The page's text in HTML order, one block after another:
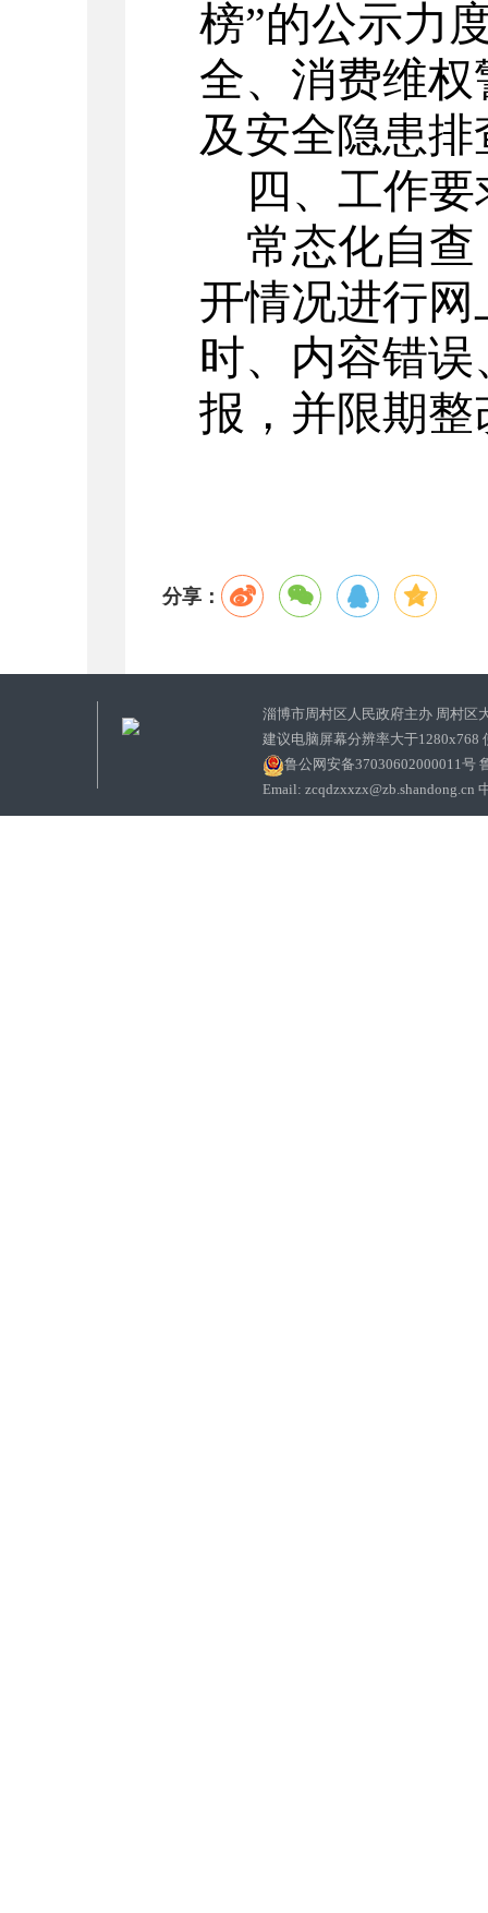
榜”的公示力
全、 消费维权
及安全隐患
四、 工作要
常态化自
开情况进行
时、内容错
报，并限期整
分享：
淄博市周村区人民政府主办 周村区
建议电脑屏幕分辨率大于1280x768
鲁公网安备37030602000011号
Email: zcqdzxxzx@zb.shandong.cn